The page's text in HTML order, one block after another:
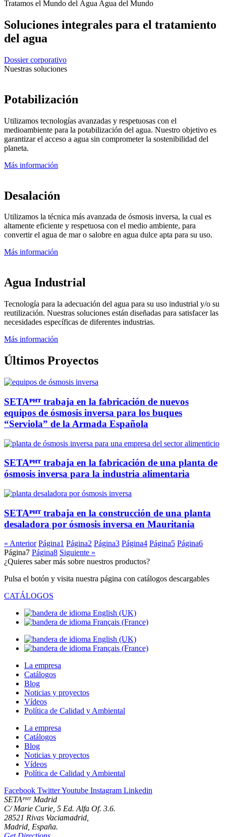
Tratamos el Mundo del Agua Agua del Mundo
Soluciones integrales para el tratamiento
del agua
Dossier corporativo
Nuestras soluciones
Potabilización
Utilizamos tecnologías avanzadas y respetuosas con el
medioambiente para la potabilización del agua. Nuestro objetivo es
garantizar el acceso a agua sin comprometer la sostenibilidad del
planeta.
Más información
Desalación
Utilizamos la técnica más avanzada de ósmosis inversa, la cual es
altamente eficiente y respetuosa con el medio ambiente, para
convertir el agua de mar o salobre en agua dulce apta para su uso.
Más información
Agua Industrial
Tecnología para la adecuación del agua para su uso industrial y/o su
reutilización. Nuestras soluciones están diseñadas para satisfacer las
necesidades específicas de diferentes industrias.
Más información
Últimos Proyectos
SETAᴾᴴᵀ trabaja en la fabricación de nuevos
equipos de ósmosis inversa para los buques
“Serviola” de la Armada Española
SETAᴾᴴᵀ trabaja en la fabricación de una planta de
ósmosis inversa para la industria alimentaria
SETAᴾᴴᵀ trabaja en la construcción de una planta
desaladora por ósmosis inversa en Mauritania
« Anterior Página1 Página2 Página3 Página4 Página5 Página6
Página7 Página8 Siguiente »
¿Quieres saber más sobre nuestros productos?
Pulsa el botón y visita nuestra página con catálogos descargables
CATÁLOGOS
La empresa
Catálogos
Blog
Noticias y proyectos
Vídeos
Política de Calidad y Ambiental
La empresa
Catálogos
Blog
Noticias y proyectos
Vídeos
Política de Calidad y Ambiental
Facebook TwitterYoutube Instagram Linkedin
SETAᴾᴴᵀ Madrid
C/ Marie Curie, 5 Ed. Alfa Of. 3.6.
28521 Rivas Vaciamadrid,
Madrid, España.